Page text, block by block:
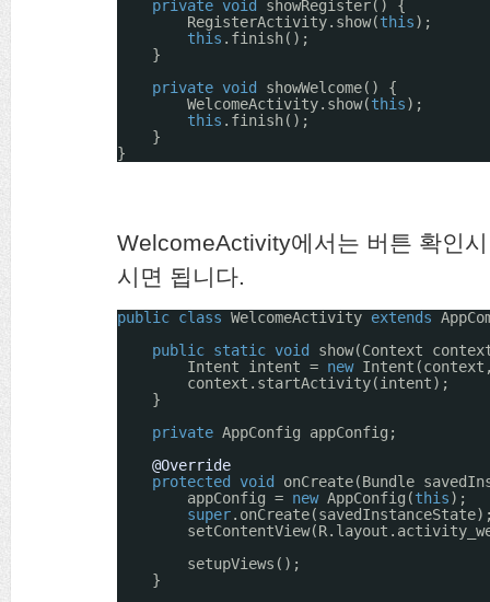
private void
showRegister() {
RegisterActivity.show(this);
this .finish();
}
private void
showWelcome() {
WelcomeActivity.show(this);
this .finish();
}
}
WelcomeActivity에서는 버튼 확인
시면 됩니다.
public class WelcomeActivity extends
public static void
show(Context
Intent intent = new
context.startActivity(intent);
}
private AppConfig appConfig;
@Override
protected void
onCreate(Bundle
appConfig = new AppConfig(this);
super
setupViews();
}